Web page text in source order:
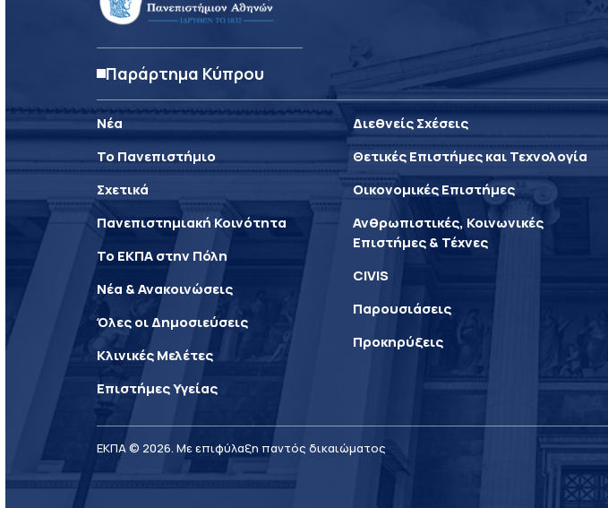
Παράρτημα Κύπρου
Νέα
Το Πανεπιστήμιο
Σχετικά
Πανεπιστημιακή Κοινότητα
Το ΕΚΠΑ στην Πόλη
Νέα & Ανακοινώσεις
Όλες οι Δημοσιεύσεις
Κλινικές Μελέτες
Επιστήμες Υγείας
Διεθνείς Σχέσεις
Θετικές Επιστήμες και Τεχνολογία
Οικονομικές Επιστήμες
Ανθρωπιστικές, Κοινωνικές
Επιστήμες & Τέχνες
CIVIS
Παρουσιάσεις
Προκηρύξεις
ΕΚΠΑ © 2026. Με επιφύλαξη παντός δικαιώματος